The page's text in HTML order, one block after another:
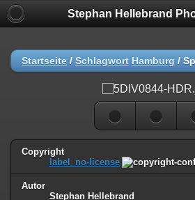
Stephan Hellebrand
Startseite / Schlagwort Hamburg /
Copyright
label_no-license
Autor
Stephan Hellebrand